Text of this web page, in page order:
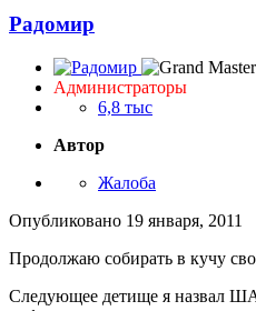
Радомир
Администраторы
6,8 тыс
Автор
Жалоба
Опубликовано 19 января, 2011
Продолжаю собирать в кучу
Следующее детище я назвал